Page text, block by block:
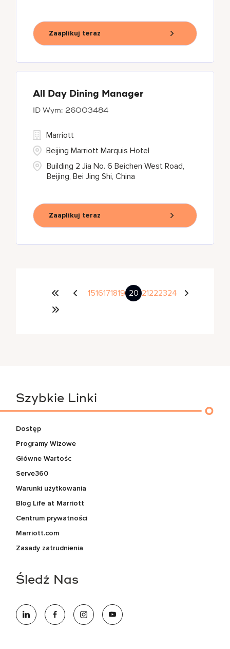
Zaaplikuj teraz
All Day Dining Manager
26003484
Building 2 Jia No. 6 Beichen West Road,
Beijing, Bei Jing Shi, China
Marriott
Beijing Marriott Marquis Hotel
Zaaplikuj teraz
1516171819 20 21222324
Szybkie Linki
Dostęp
Programy Wizowe
Główne Wartośc
Serve360
Warunki użytkowania
Blog Life at Marriott
Centrum prywatności
Marriott.com
Zasady zatrudnienia
Śledź Nas